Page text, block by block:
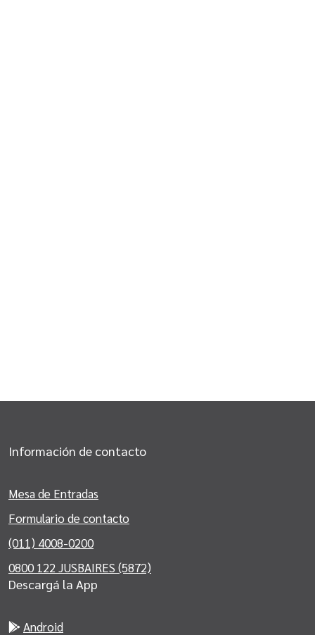
Información de contacto
Mesa de Entradas
Formulario de contacto
(011) 4008-0200
0800 122 JUSBAIRES (5872)
Descargá la App
Android